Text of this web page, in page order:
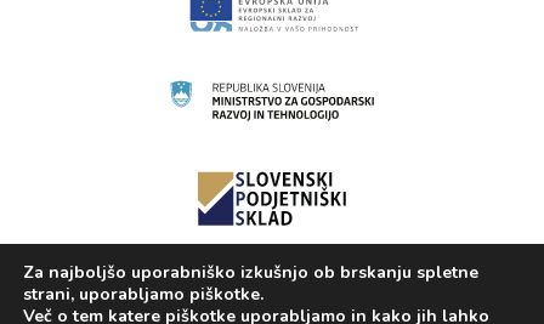
Copyright © 2020 Otroška trgovina Casper. Vse
Za najboljšo uporabniško izkušnjo ob brskanju spletne
strani, uporabljamo piškotke.
Več o tem katere piškotke uporabljamo in kako jih lahko